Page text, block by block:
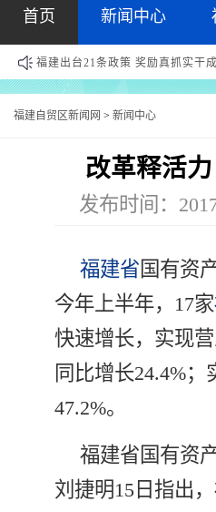
首页 新闻中心
福建出台21条政策 奖励真抓实干
福建自贸区新闻网 新闻中心
改革释活
发布时间：
福建省国有资
今年上半年，17家
快速增长，实现
同比增长24.4%
47.2%。
福建省国有资
刘捷明15日指出